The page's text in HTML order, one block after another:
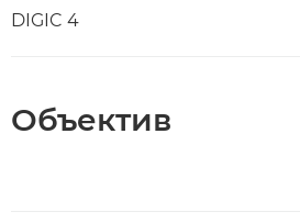
DIGIC 4
Объектив